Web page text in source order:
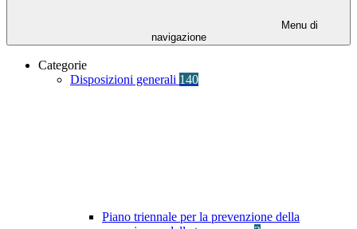
Menu di
navigazione
Categorie
Disposizioni generali 140
Piano triennale per la prevenzione della